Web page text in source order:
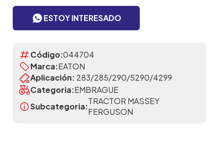
ESTOY INTERESADO
Código:044704
Marca:EATON
Aplicación: 283/285/290/5290/4299
Categoria:EMBRAGUE
Subcategoria:
TRACTOR MASSEY
FERGUSON